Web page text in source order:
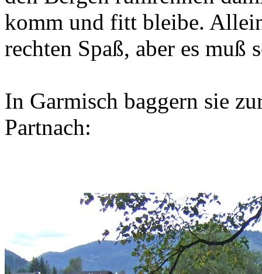
komm und fitt bleibe.
rechten Spaß, aber es muß
In Garmisch baggern sie
Partnach: